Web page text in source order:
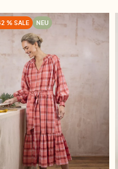
% SALE NEU